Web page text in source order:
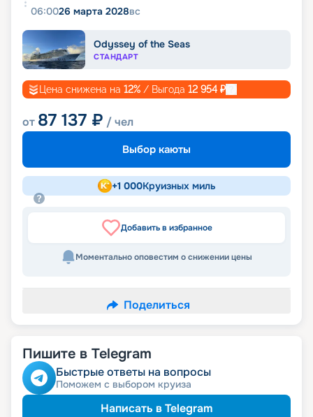
06:0026 марта 2028вс
Odyssey of the Seas
СТАНДАРТ
Цена снижена на 12% / Выгода 12 954 ₽
от 87 137 ₽ / чел
Выбор каюты
+1 000Круизных миль
Добавить в избранное
Моментально оповестим о снижении цены
Поделиться
Пишите в Telegram
Быстрые ответы на вопросы
Поможем с выбором круиза
Написать в Telegram